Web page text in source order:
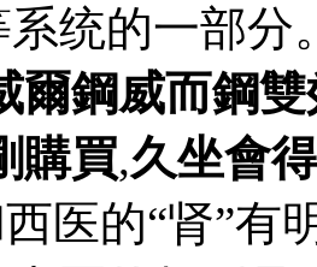
系统的一部分
爾鋼威而鋼
購買,久坐會
西医的“肾”